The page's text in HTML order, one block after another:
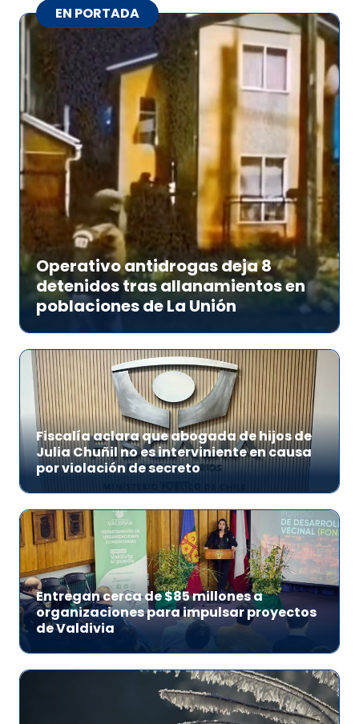
EN PORTADA
Operativo antidrogas deja 8
detenidos tras allanamientos en
poblaciones de La Unión
Fiscalía aclara que abogada de hijos de
Julia Chuñil no es interviniente en causa
por violación de secreto
Entregan cerca de $85 millones a
organizaciones para impulsar proyectos
de Valdivia